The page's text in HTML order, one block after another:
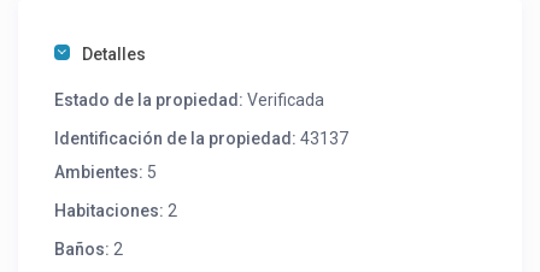
Detalles
Estado de la propiedad: Verificada
Identificación de la propiedad: 43137
Ambientes: 5
Habitaciones: 2
Baños: 2